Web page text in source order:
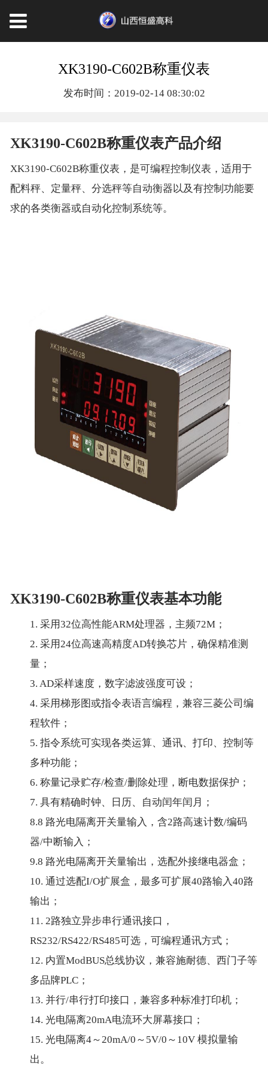
XK3190-C602B称重仪表
发布时间：2019-02-14 08:30:02
XK3190-C602B称重仪表产品介绍
XK3190-C602B称重仪表，是可编程控制仪表，适用于
配料秤、定量秤、分选秤等自动衡器以及有控制功能要
求的各类衡器或自动化控制系统等。
XK3190-C602B称重仪表基本功能
1. 采用32位高性能ARM处理器，主频72M；
2. 采用24位高速高精度AD转换芯片，确保精准测
量；
3. AD采样速度，数字滤波强度可设；
4. 采用梯形图或指令表语言编程，兼容三菱公司编
程软件；
5. 指令系统可实现各类运算、通讯、打印、控制等
多种功能；
6. 称量记录贮存/检查/删除处理，断电数据保护；
7. 具有精确时钟、日历、自动闰年闰月；
8.8 路光电隔离开关量输入，含2路高速计数/编码
器/中断输入；
9.8 路光电隔离开关量输出，选配外接继电器盒；
10. 通过选配I/O扩展盒，最多可扩展40路输入40路
输出；
11. 2路独立异步串行通讯接口，
RS232/RS422/RS485可选，可编程通讯方式；
12. 内置ModBUS总线协议，兼容施耐德、西门子等
多品牌PLC；
13. 并行/串行打印接口，兼容多种标准打印机；
14. 光电隔离20mA电流环大屏幕接口；
15. 光电隔离4～20mA/0～5V/0～10V 模拟量输
出。